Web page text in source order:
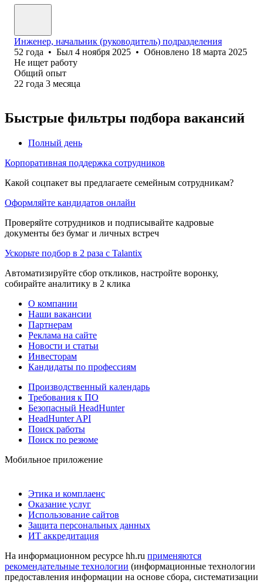
Инженер, начальник (руководитель) подразделения
52 года • Был 4 ноября 2025 • Обновлено 18 марта 2025
Не ищет работу
Общий опыт
22 года 3 месяца
Быстрые фильтры подбора вакансий
Полный день
Корпоративная поддержка сотрудников
Какой соцпакет вы предлагаете семейным сотрудникам?
Оформляйте кандидатов онлайн
Проверяйте сотрудников и подписывайте кадровые
документы без бумаг и личных встреч
Ускорьте подбор в 2 раза с Talantix
Автоматизируйте сбор откликов, настройте воронку,
собирайте аналитику в 2 клика
О компании
Наши вакансии
Партнерам
Реклама на сайте
Новости и статьи
Инвесторам
Кандидаты по профессиям
Производственный календарь
Требования к ПО
Безопасный HeadHunter
HeadHunter API
Поиск работы
Поиск по резюме
Мобильное приложение
Этика и комплаенс
Оказание услуг
Использование сайтов
Защита персональных данных
ИТ аккредитация
На информационном ресурсе hh.ru применяются
рекомендательные технологии (информационные технологии
предоставления информации на основе сбора, систематизации